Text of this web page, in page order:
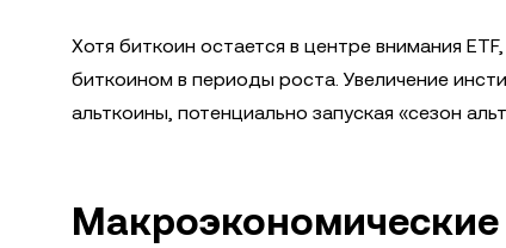
Хотя биткоин остается в центре внимания
биткоином в периоды роста. Увеличение
альткоины, потенциально запуская «сезон